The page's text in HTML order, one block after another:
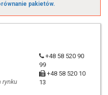
pakietów.
rynku
+48 58 520 90
99
+48 58 520 10
13